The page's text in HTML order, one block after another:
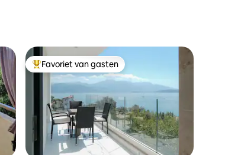
Topfavoriet van gasten
Favoriet van gasten